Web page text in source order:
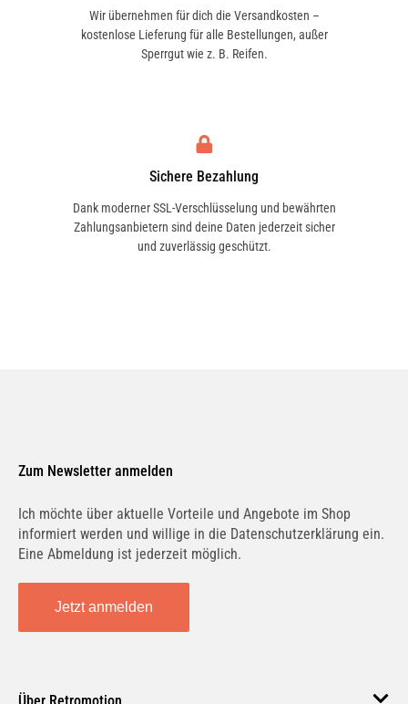
Wir übernehmen für dich die Versandkosten –
kostenlose Lieferung für alle Bestellungen, außer
Sperrgut wie z. B. Reifen.
Sichere Bezahlung
Dank moderner SSL-Verschlüsselung und bewährten
Zahlungsanbietern sind deine Daten jederzeit sicher
und zuverlässig geschützt.
Zum Newsletter anmelden
Ich möchte über aktuelle Vorteile und Angebote im Shop
informiert werden und willige in die Datenschutzerklärung ein.
Eine Abmeldung ist jederzeit möglich.
Jetzt anmelden